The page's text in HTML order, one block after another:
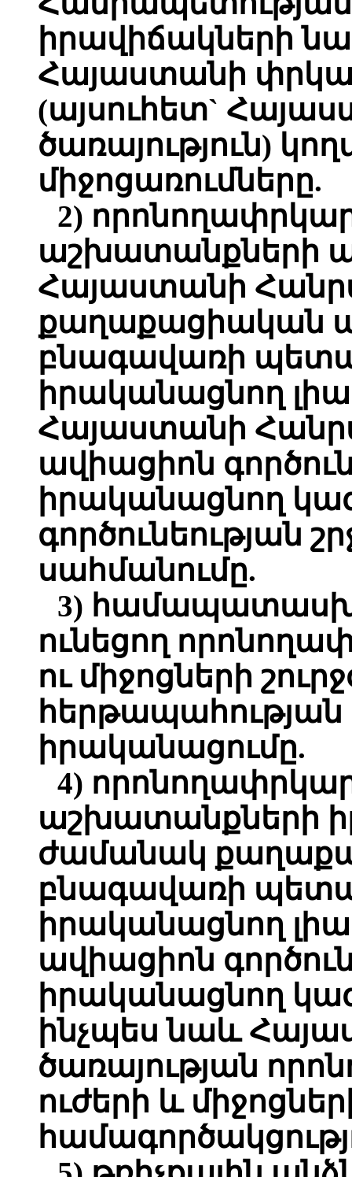
իրավիճակների
Հայաստանի
(այսուհետ`
ծառայություն)
միջոցառումները.
2)
աշխատանքների
Հայաստանի
քաղաքացիական
բնագավառի
իրականացնող
Հայաստանի
ավիացիոն
իրականացնող
գործունեության
սահմանումը.
3)
ունեցող
ու միջոցների
հերթապահության
իրականացումը.
4)
աշխատանքների
ժամանակ
բնագավառի
իրականացնող
ավիացիոն
իրականացնող
ինչպես նաև
ծառայության
ուժերի և